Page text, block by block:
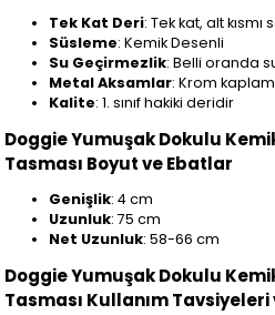
Tek Kat Deri: Tek kat, alt kısmı
Süsleme: Kemik Desenli
Su Geçirmezlik: Belli oranda
Metal Aksamlar: Krom
Kalite: 1. sınıf hakiki deridir
Doggie Yumuşak Dokulu
Tasması Boyut ve Ebatlar
Genişlik: 4 cm
Uzunluk: 75 cm
Net Uzunluk: 58-66 cm
Doggie Yumuşak Dokulu
Tasması Kullanım Tavsiyeleri